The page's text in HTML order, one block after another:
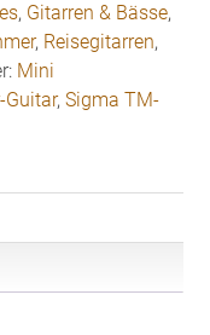
, Gitarren & Bässe,
, Reisegitarren,
Mini
Guitar,Sigma TM-